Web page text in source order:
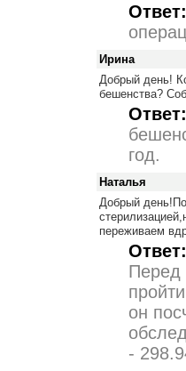
Ответ:
Ирина
Добрый день!
бешенства?
Ответ:
год.
Наталья
Добрый
переживаем
Ответ:
Перед
он
-